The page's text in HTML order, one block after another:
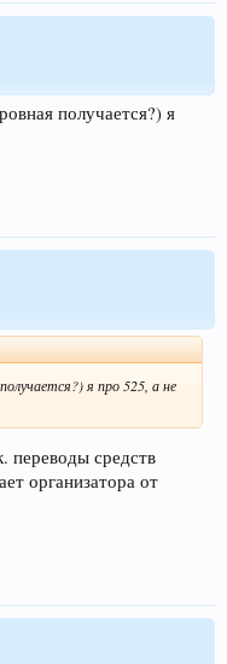
получается?) я
я про 525, а не
переводы средств
организатора от